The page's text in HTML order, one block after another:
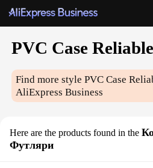
PVC Case Reliable
Find more stylePVC Case
AliExpress Business
Here are the products found in the
Футляри